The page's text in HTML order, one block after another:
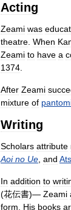
Acting
Zeami was
theatre When
Zeami to have a
1374
After Zeami
mixture of
Writing
Scholars attribute
Aoi no Ue and
In addition to
(花伝書)— Zeami
form
His books